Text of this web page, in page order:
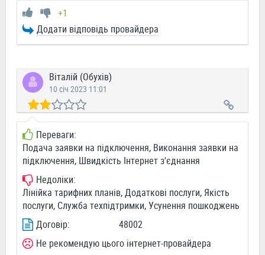
+1
Додати відповідь провайдера
Віталій (Обухів)
10 січ 2023 11:01
Переваги:
Подача заявки на підключення, Виконання заявки на
підключення, Швидкість Інтернет з'єднання
Недоліки:
Лінійка тарифних планів, Додаткові послуги, Якість
послуги, Служба техпідтримки, Усунення пошкоджень
Договір:
48002
Не рекомендую цього інтернет-провайдера